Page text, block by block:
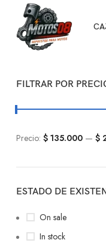
FILTRAR POR
Precio: $ 135.000 — $
ESTADO DE
On sale
In stock